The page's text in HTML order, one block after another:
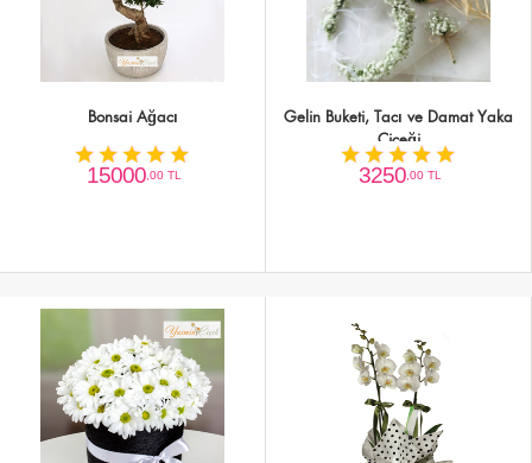
Bonsai Ağacı
15000,00 TL
Gelin Buketi, Tacı ve Damat Yaka
Çiçeği
3250,00 TL